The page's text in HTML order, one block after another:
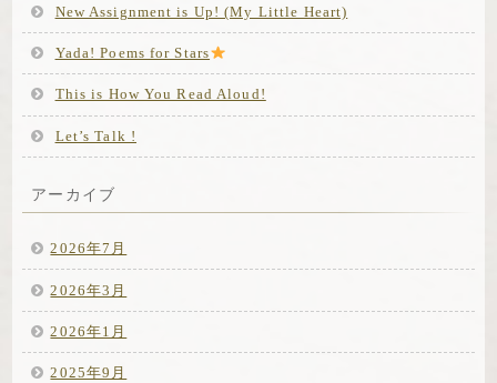
New Assignment is Up! (My Little Heart)
Yada! Poems for Stars
This is How You Read Aloud!
Let’s Talk !
アーカイブ
2026年7月
2026年3月
2026年1月
2025年9月